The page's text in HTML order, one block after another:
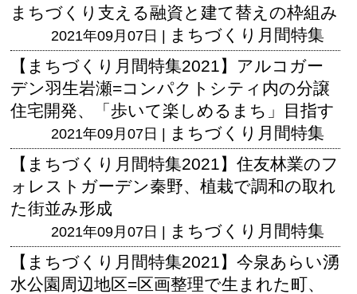
まちづくり支える融資と建て替えの枠組み
2021年09月07日 | まちづくり月間特集
【まちづくり月間特集2021】アルコガー
デン羽生岩瀬=コンパクトシティ内の分譲
住宅開発、「歩いて楽しめるまち」目指す
2021年09月07日 | まちづくり月間特集
【まちづくり月間特集2021】住友林業のフ
ォレストガーデン秦野、植栽で調和の取れ
た街並み形成
2021年09月07日 | まちづくり月間特集
【まちづくり月間特集2021】今泉あらい湧
水公園周辺地区=区画整理で生まれた町、